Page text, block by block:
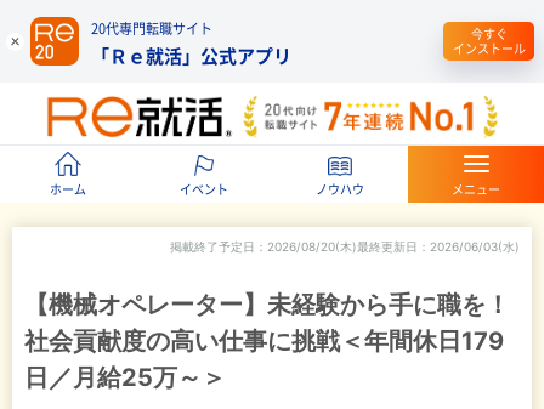
20代専門転職サイト
「Ｒｅ就活」公式アプリ
今すぐ
インストール
ホーム イベント ノウハウ メニュー
最終更新日 2026/06/03(水)
掲載終了予定日 2026/08/20(木)
【機械オペレーター】未経験から手に職を！
社会貢献度の高い仕事に挑戦＜年間休日179
日／月給25万～＞